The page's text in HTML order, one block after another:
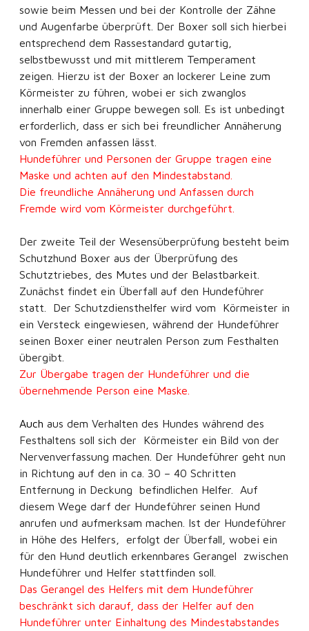
sowie beim Messen und bei der Kontrolle der Zähne
und Augenfarbe überprüft. Der Boxer soll sich hierbei
entsprechend dem Rassestandard gutartig,
selbstbewusst und mit mittlerem Temperament
zeigen. Hierzu ist der Boxer an lockerer Leine zum
Körmeister zu führen, wobei er sich zwanglos
innerhalb einer Gruppe bewegen soll. Es ist unbedingt
erforderlich, dass er sich bei freundlicher Annäherung
von Fremden anfassen lässt.
Hundeführer und Personen der Gruppe tragen eine
Maske und achten auf den Mindestabstand.
Die freundliche Annäherung und Anfassen durch
Fremde wird vom Körmeister durchgeführt.
Der zweite Teil der Wesensüberprüfung besteht beim
Schutzhund Boxer aus der Überprüfung des
Schutztriebes, des Mutes und der Belastbarkeit.
Zunächst findet ein Überfall auf den Hundeführer
statt. Der Schutzdiensthelfer wird vom Körmeister in
ein Versteck eingewiesen, während der Hundeführer
seinen Boxer einer neutralen Person zum Festhalten
übergibt.
Zur Übergabe tragen der Hundeführer und die
übernehmende Person eine Maske.
Auch aus dem Verhalten des Hundes während des
Festhaltens soll sich der Körmeister ein Bild von der
Nervenverfassung machen. Der Hundeführer geht nun
in Richtung auf den in ca. 30 – 40 Schritten
Entfernung in Deckung befindlichen Helfer. Auf
diesem Wege darf der Hundeführer seinen Hund
anrufen und aufmerksam machen. Ist der Hundeführer
in Höhe des Helfers, erfolgt der Überfall, wobei ein
für den Hund deutlich erkennbares Gerangel zwischen
Hundeführer und Helfer stattfinden soll.
Das Gerangel des Helfers mit dem Hundeführer
beschränkt sich darauf, dass der Helfer auf den
Hundeführer unter Einhaltung des Mindestabstandes